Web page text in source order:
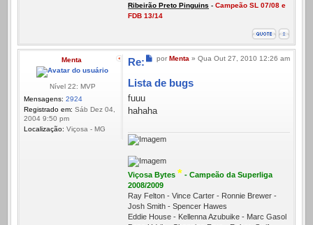
Ribeirão Preto Pinguins - Campeão SL 07/08 e
FDB 13/14
Menta
Nível 22: MVP
Mensagens: 2924
Registrado em: Sáb Dez 04,
2004 9:50 pm
Localização: Viçosa - MG
Mensagem
por Menta » Qua Out 27, 2010 12:26 am
Re:
Lista de bugs
fuuu
hahaha
Viçosa Bytes * - Campeão da Superliga
2008/2009
Ray Felton - Vince Carter - Ronnie Brewer -
Josh Smith - Spencer Hawes
Eddie House - Kellenna Azubuike - Marc Gasol